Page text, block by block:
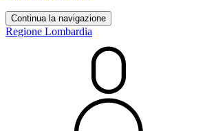
Continua la navigazione
Regione Lombardia